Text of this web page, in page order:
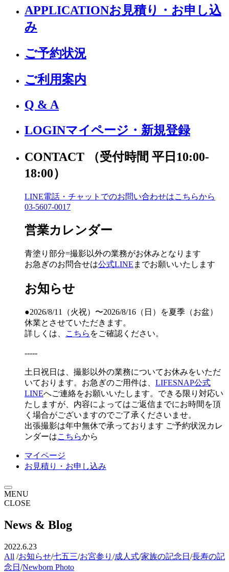
APPLICATIONお見積り・お申し込
み
ご予約状況
ご利用案内
Q & A
LOGINマイページ・新規登録
CONTACT
（受付時間 平日10:00-
18:00）
LINE電話・チャットでのお問い合わせはこちらから
03-5607-0017
営業カレンダー
青塗り 部分=撮影以外の業務がお休みとなります
お急ぎのお問合せは公式LINE までお願いいたします
お知らせ
●2026/8/11（火祝）〜2026/8/16（日）を夏季（お盆）
休業とさせていただきます。
詳しくは、
こちら をご確認ください。
-----
土日祝日は、撮影以外の業務についてお休みをいただ
いております。お急ぎのご用件は、 LIFESNAP公式
LINEへご連絡をお願いいたします。できる限り対応い
たしますが、内容によってはご返信までにお時間を頂
く場合がございますのでご了承くださいませ。
出張撮影は年中無休で承っております ご予約状況カレ
ンダーはこちらから
マイページ
お見積り・お申し込み
MENU
CLOSE
News & Blog
2022.6.23
All /お知らせ/七五三/お宮参り /成人式/家族の記念日 /長寿の記
念日 /Newborn Photo